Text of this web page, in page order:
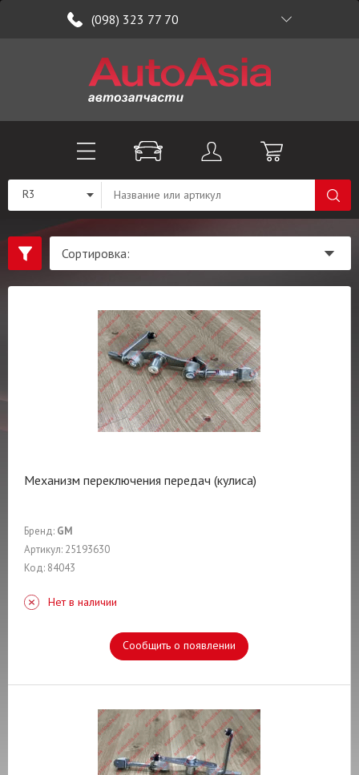
(098) 323 77 70
R3
Механизм переключения передач (кулиса)
Бренд: GM
Артикул: 25193630
Код: 84043
Нет в наличии
Сообщить о появлении